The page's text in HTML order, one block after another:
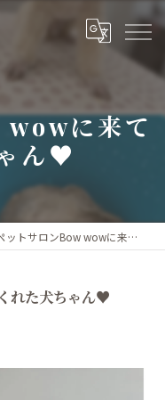
wowに来て
ん♥️
トサロンBow wowに来てくれた犬ちゃん♥️
れた犬ちゃん♥️